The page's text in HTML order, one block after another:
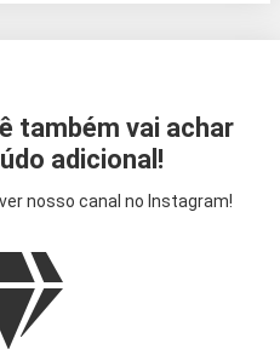
também vai achar
adicional!
nosso canal no Instagram!